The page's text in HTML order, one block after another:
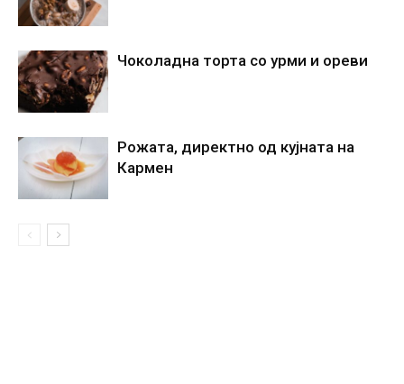
Чоколадна торта со урми и ореви
Рожата, директно од кујната на
Кармен